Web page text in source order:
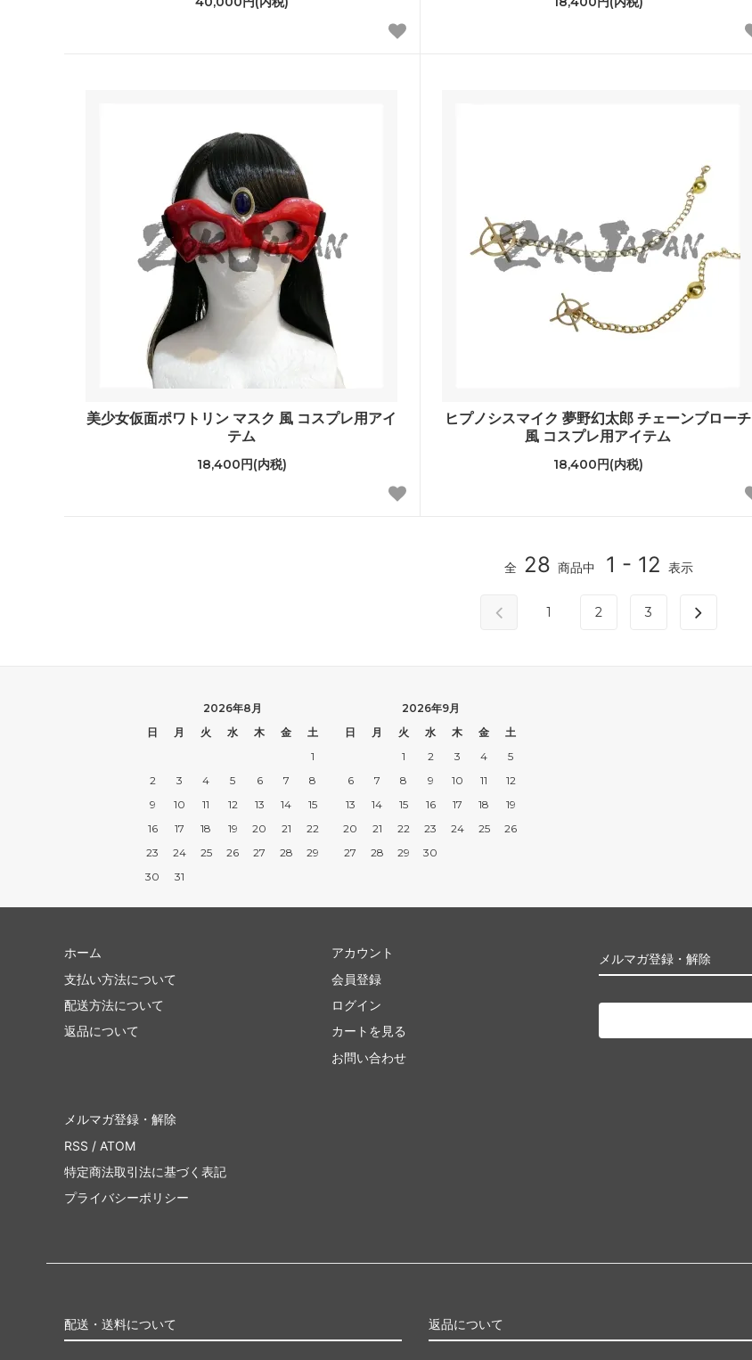
美少女仮面ポワトリン マスク 風 コスプレ用アイ
テム
18,400円(内税)
ヒプノシスマイク 夢野幻太郎 チェーンブローチ
風 コスプレ用アイテム
18,400円(内税)
全 28 商品中 1 - 12 表示
1 2 3
2026年8月
日
月 火 水 木 金
土
1
2
3 4 5 6 7
8
9
10 11 12 13 14
15
16
17 18 19 20 21
22
23
24 25 26 27 28
29
30
31
2026年9月
日
月 火 水 木 金
土
1
2 3 4
5
6
7 8 9 10 11
12
13
14 15 16 17 18
19
20
21 22 23 24 25
26
27
28 29 30
メルマガ登録・解除
ホーム
支払い方法について
配送方法について
返品について
アカウント
会員登録
ログイン
カートを見る
お問い合わせ
メルマガ登録・解除
RSS / ATOM
特定商法取引法に基づく表記
プライバシーポリシー
配送・送料について 返品について